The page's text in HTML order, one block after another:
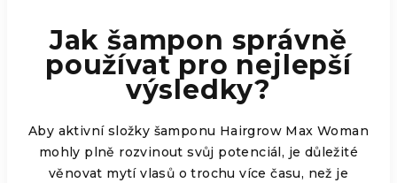
Jak šampon správně
používat pro nejlepší
výsledky?
Aby aktivní složky šamponu Hairgrow Max Woman
mohly plně rozvinout svůj potenciál, je důležité
věnovat mytí vlasů o trochu více času, než je